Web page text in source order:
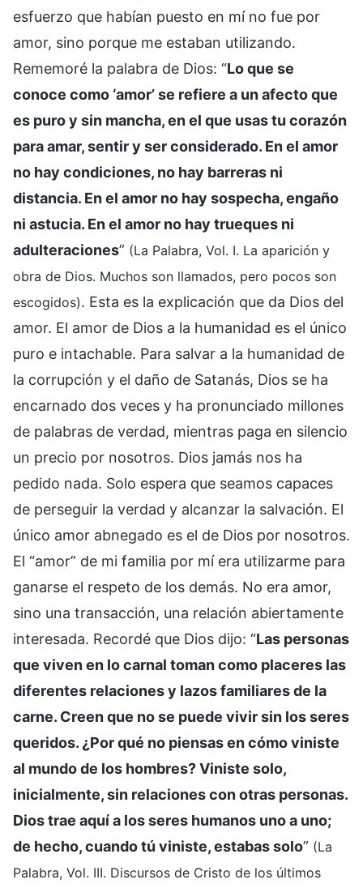
esfuerzo que habían puesto en mí no fue por
amor, sino porque me estaban utilizando.
Rememoré la palabra de Dios: “Lo que se
conoce como ‘amor’ se refiere a un afecto que
es puro y sin mancha, en el que usas tu corazón
para amar, sentir y ser considerado. En el amor
no hay condiciones, no hay barreras ni
distancia. En el amor no hay sospecha, engaño
ni astucia. En el amor no hay trueques ni
adulteraciones” (La Palabra, Vol. I. La aparición y
obra de Dios. Muchos son llamados, pero pocos son
escogidos). Esta es la explicación que da Dios del
amor. El amor de Dios a la humanidad es el único
puro e intachable. Para salvar a la humanidad de
la corrupción y el daño de Satanás, Dios se ha
encarnado dos veces y ha pronunciado millones
de palabras de verdad, mientras paga en silencio
un precio por nosotros. Dios jamás nos ha
pedido nada. Solo espera que seamos capaces
de perseguir la verdad y alcanzar la salvación. El
único amor abnegado es el de Dios por nosotros.
El “amor” de mi familia por mí era utilizarme para
ganarse el respeto de los demás. No era amor,
sino una transacción, una relación abiertamente
interesada. Recordé que Dios dijo: “Las personas
que viven en lo carnal toman como placeres las
diferentes relaciones y lazos familiares de la
carne. Creen que no se puede vivir sin los seres
queridos. ¿Por qué no piensas en cómo viniste
al mundo de los hombres? Viniste solo,
inicialmente, sin relaciones con otras personas.
Dios trae aquí a los seres humanos uno a uno;
de hecho, cuando tú viniste, estabas solo” (La
Palabra, Vol. III. Discursos de Cristo de los últimos